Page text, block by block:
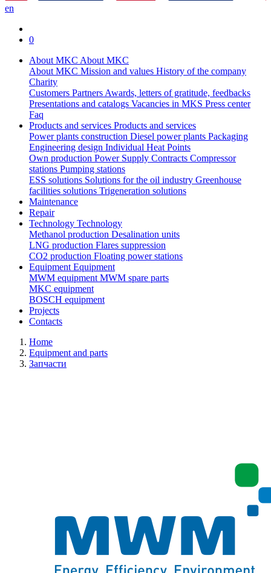
en
0
About MKC About MKC
About MKC Mission and values History of the company
Charity
Customers PartnersAwards, letters of gratitude, feedbacks
Presentations and catalogs Vacancies in MKS Press center
Faq
Products and services Products and services
Power plants construction Diesel power plants Packaging
Engineering design Individual Heat Points
Own production Power Supply Contracts Compressor
stations Pumping stations
ESS solutions Solutions for the oil industry Greenhouse
facilities solutions Trigeneration solutions
Maintenance
Repair
Technology Technology
Methanol production Desalination units
LNG production Flares suppression
СО2 production Floating power stations
EquipmentEquipment
MWM equipmentMWM spare parts
MKC equipment
BOSCH equipment
Projects
Contacts
Home
Equipment and parts
Запчасти